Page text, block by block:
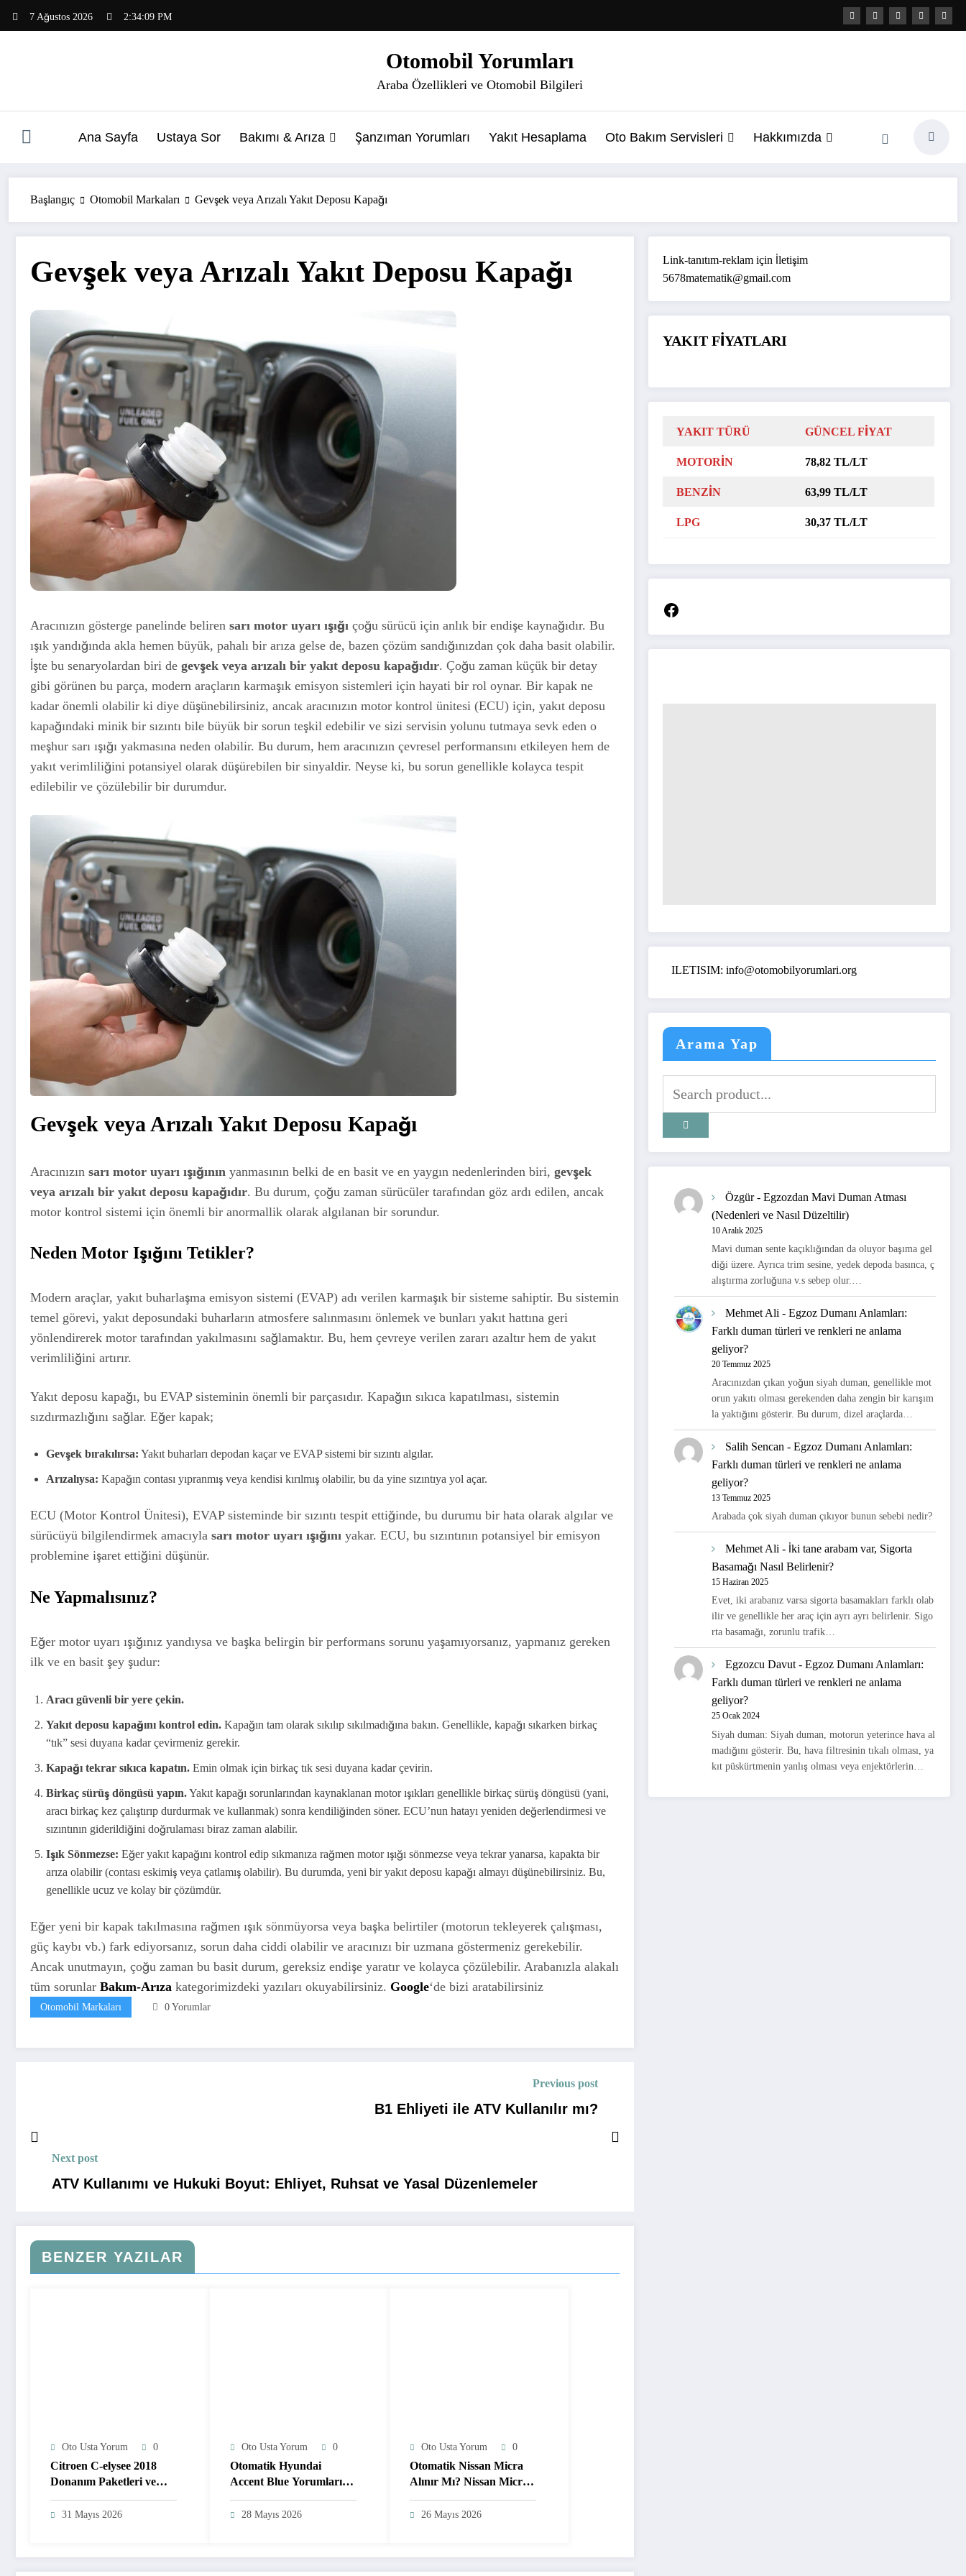
7 Ağustos 2026 2:34:10 PM
Otomobil Yorumları
Araba Özellikleri ve Otomobil Bilgileri
Ana Sayfa Ustaya Sor Bakımı & Arıza Şanzıman Yorumları Yakıt Hesaplama Oto Bakım Servisleri Hakkımızda
Başlangıç Otomobil Markaları Gevşek veya Arızalı Yakıt Deposu Kapağı
Gevşek veya Arızalı Yakıt Deposu Kapağı
Aracınızın gösterge panelinde beliren sarı motor uyarı ışığı çoğu sürücü için anlık bir endişe kaynağıdır. Bu
ışık yandığında akla hemen büyük, pahalı bir arıza gelse de, bazen çözüm sandığınızdan çok daha basit olabilir.
İşte bu senaryolardan biri de gevşek veya arızalı bir yakıt deposu kapağıdır. Çoğu zaman küçük bir detay
gibi görünen bu parça, modern araçların karmaşık emisyon sistemleri için hayati bir rol oynar. Bir kapak ne
kadar önemli olabilir ki diye düşünebilirsiniz, ancak aracınızın motor kontrol ünitesi (ECU) için, yakıt deposu
kapağındaki minik bir sızıntı bile büyük bir sorun teşkil edebilir ve sizi servisin yolunu tutmaya sevk eden o
meşhur sarı ışığı yakmasına neden olabilir. Bu durum, hem aracınızın çevresel performansını etkileyen hem de
yakıt verimliliğini potansiyel olarak düşürebilen bir sinyaldir. Neyse ki, bu sorun genellikle kolayca tespit
edilebilir ve çözülebilir bir durumdur.
Gevşek veya Arızalı Yakıt Deposu Kapağı
Aracınızın sarı motor uyarı ışığının yanmasının belki de en basit ve en yaygın nedenlerinden biri, gevşek
veya arızalı bir yakıt deposu kapağıdır. Bu durum, çoğu zaman sürücüler tarafından göz ardı edilen, ancak
motor kontrol sistemi için önemli bir anormallik olarak algılanan bir sorundur.
Neden Motor Işığını Tetikler?
Modern araçlar, yakıt buharlaşma emisyon sistemi (EVAP) adı verilen karmaşık bir sisteme sahiptir. Bu sistemin
temel görevi, yakıt deposundaki buharların atmosfere salınmasını önlemek ve bunları yakıt hattına geri
yönlendirerek motor tarafından yakılmasını sağlamaktır. Bu, hem çevreye verilen zararı azaltır hem de yakıt
verimliliğini artırır.
Yakıt deposu kapağı, bu EVAP sisteminin önemli bir parçasıdır. Kapağın sıkıca kapatılması, sistemin
sızdırmazlığını sağlar. Eğer kapak;
Gevşek bırakılırsa: Yakıt buharları depodan kaçar ve EVAP sistemi bir sızıntı algılar.
Arızalıysa: Kapağın contası yıpranmış veya kendisi kırılmış olabilir, bu da yine sızıntıya yol açar.
ECU (Motor Kontrol Ünitesi), EVAP sisteminde bir sızıntı tespit ettiğinde, bu durumu bir hata olarak algılar ve
sürücüyü bilgilendirmek amacıyla sarı motor uyarı ışığını yakar. ECU, bu sızıntının potansiyel bir emisyon
problemine işaret ettiğini düşünür.
Ne Yapmalısınız?
Eğer motor uyarı ışığınız yandıysa ve başka belirgin bir performans sorunu yaşamıyorsanız, yapmanız gereken
ilk ve en basit şey şudur:
Aracı güvenli bir yere çekin.
Yakıt deposu kapağını kontrol edin. Kapağın tam olarak sıkılıp sıkılmadığına bakın. Genellikle, kapağı sıkarken birkaç
“tık” sesi duyana kadar çevirmeniz gerekir.
Kapağı tekrar sıkıca kapatın. Emin olmak için birkaç tık sesi duyana kadar çevirin.
Birkaç sürüş döngüsü yapın.Yakıt kapağı sorunlarından kaynaklanan motor ışıkları genellikle birkaç sürüş döngüsü (yani,
aracı birkaç kez çalıştırıp durdurmak ve kullanmak) sonra kendiliğinden söner. ECU’nun hatayı yeniden değerlendirmesi ve
sızıntının giderildiğini doğrulaması biraz zaman alabilir.
Işık Sönmezse: Eğer yakıt kapağını kontrol edip sıkmanıza rağmen motor ışığı sönmezse veya tekrar yanarsa, kapakta bir
arıza olabilir (contası eskimiş veya çatlamış olabilir). Bu durumda, yeni bir yakıt deposu kapağı almayı düşünebilirsiniz. Bu,
genellikle ucuz ve kolay bir çözümdür.
Eğer yeni bir kapak takılmasına rağmen ışık sönmüyorsa veya başka belirtiler (motorun tekleyerek çalışması,
güç kaybı vb.) fark ediyorsanız, sorun daha ciddi olabilir ve aracınızı bir uzmana göstermeniz gerekebilir.
Ancak unutmayın, çoğu zaman bu basit durum, gereksiz endişe yaratır ve kolayca çözülebilir. Arabanızla alakalı
tüm sorunlar Bakım-Arıza kategorimizdeki yazıları okuyabilirsiniz. Google‘de bizi aratabilirsiniz
Otomobil Markaları 0 Yorumlar
Previous post
B1 Ehliyeti ile ATV Kullanılır mı?
Next post
ATV Kullanımı ve Hukuki Boyut: Ehliyet, Ruhsat ve Yasal Düzenlemeler
BENZER YAZILAR
Oto Usta Yorum 0
Citroen C-elysee 2018
Donanım Paketleri ve
Motor Özellikleri
31 Mayıs 2026
Oto Usta Yorum 0
Otomatik Hyundai
Accent Blue Yorumları
Motor Özellikleri ve
Şanzımanı
28 Mayıs 2026
Oto Usta Yorum 0
Otomatik Nissan Micra
Alınır Mı? Nissan Micra
Yorumları
26 Mayıs 2026
Link-tanıtım-reklam için İletişim
5678matematik@gmail.com
YAKIT FİYATLARI
YAKIT TÜRÜ GÜNCEL FİYAT
MOTORİN 78,82 TL/LT
BENZİN 63,99 TL/LT
LPG 30,37 TL/LT
Facebook
ILETISIM: info@otomobilyorumlari.org
Arama Yap
Özgür-Egzozdan Mavi Duman Atması
(Nedenleri ve Nasıl Düzeltilir)
10 Aralık 2025
Mavi duman sente kaçıklığından da oluyor başıma gel
diği üzere. Ayrıca trim sesine, yedek depoda basınca, ç
alıştırma zorluğuna v.s sebep olur.…
Mehmet Ali -Egzoz Dumanı Anlamları:
Farklı duman türleri ve renkleri ne anlama
geliyor?
20 Temmuz 2025
Aracınızdan çıkan yoğun siyah duman, genellikle mot
orun yakıtı olması gerekenden daha zengin bir karışım
la yaktığını gösterir. Bu durum, dizel araçlarda…
Salih Sencan -Egzoz Dumanı Anlamları:
Farklı duman türleri ve renkleri ne anlama
geliyor?
13 Temmuz 2025
Arabada çok siyah duman çıkıyor bunun sebebi nedir?
Mehmet Ali - İki tane arabam var, Sigorta
Basamağı Nasıl Belirlenir?
15 Haziran 2025
Evet, iki arabanız varsa sigorta basamakları farklı olab
ilir ve genellikle her araç için ayrı ayrı belirlenir. Sigo
rta basamağı, zorunlu trafik…
Egzozcu Davut-Egzoz Dumanı Anlamları:
Farklı duman türleri ve renkleri ne anlama
geliyor?
25 Ocak 2024
Siyah duman: Siyah duman, motorun yeterince hava al
madığını gösterir. Bu, hava filtresinin tıkalı olması, ya
kıt püskürtmenin yanlış olması veya enjektörlerin…